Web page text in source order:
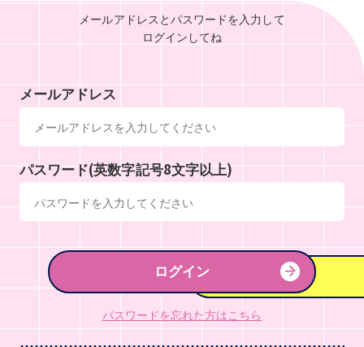
メールアドレスとパスワードを入力して
ログインしてね
メールアドレス
パスワード(英数字記号8文字以上)
ログイン
パスワードを忘れた方はこちら